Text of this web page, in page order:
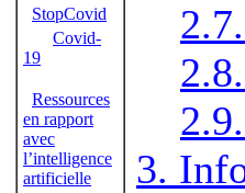
StopCovid
Covid-
19
Ressources
en rapport
avec
l’intelligence
artificielle
3.